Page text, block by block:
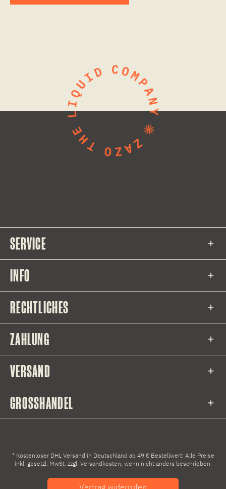
SERVICE
INFO
RECHTLICHES
ZAHLUNG
VERSAND
GROSSHANDEL
* Kostenloser DHL Versand in Deutschland ab 49 € Bestellwert! Alle Preise
inkl. gesetzl. MwSt. zzgl. Versandkosten , wenn nicht anders beschrieben.
Vertrag widerrufen